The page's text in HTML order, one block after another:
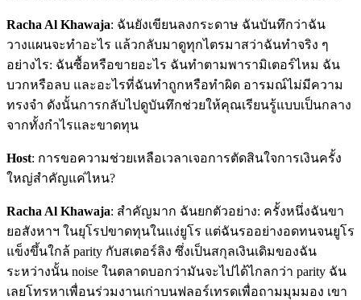
Racha Al Khawaja: ฉันยังเขียนลงกระดาษ ฉันบันทึกว่าฉัน
วางแผนจะทำอะไร แล้วกลับมาดูทุกไตรมาสว่าฉันทำจริง ๆ
อย่างไร: ฉันซื้อหรือขายอะไร ฉันทำตามพารามิเตอร์ไหม ฉัน
บวกหรือลบ และอะไรที่ฉันทำถูกหรือทำผิด อารมณ์ไม่มีความ
ทรงจำ ดังนั้นการกลับไปดูบันทึกช่วยให้คุณเรียนรู้แบบเป็นกลาง
จากทั้งกำไรและขาดทุน
Host: การขอความช่วยเหลือเวลาเจอการตัดสินใจการเงินครั้ง
ใหญ่สำคัญแค่ไหน?
Racha Al Khawaja: สำคัญมาก ฉันยกตัวอย่าง: ครั้งหนึ่งฉันขา
ยอสังหาฯ ในยุโรปขาดทุนในแง่ยูโร แต่ฉันรออย่างอดทนจนยูโร
แข็งขึ้นใกล้ parity กับสเตอร์ลิง ซึ่งเป็นสกุลเงินเดิมของฉัน
ระหว่างนั้น noise ในตลาดบอกว่ามันจะไปได้ไกลกว่า parity ฉัน
เลยโทรหาเพื่อนร่วมงานเก่าบนฟลอร์เทรดเพื่อถามมุมมอง เขา